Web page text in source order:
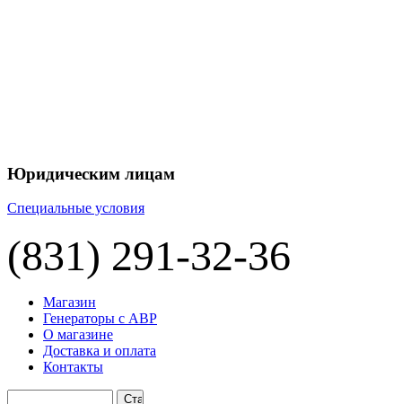
Юридическим лицам
Специальные условия
(831) 291-32-36
Магазин
Генераторы с АВР
О магазине
Доставка и оплата
Контакты